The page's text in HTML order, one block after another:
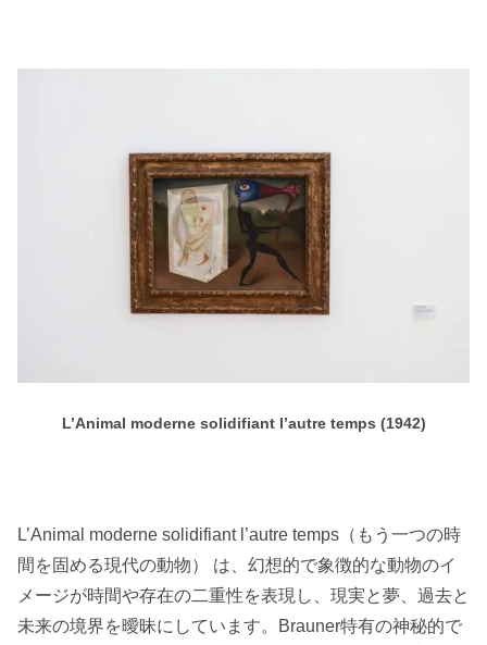
L’Animal moderne solidifiant l’autre temps (1942)
L’Animal moderne solidifiant l’autre temps（もう一つの時
間を固める現代の動物） は、幻想的で象徴的な動物のイ
メージが時間や存在の二重性を表現し、現実と夢、過去と
未来の境界を曖昧にしています。Brauner特有の神秘的で